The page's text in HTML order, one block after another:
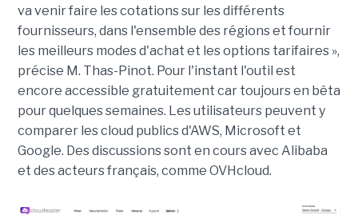
va venir faire les cotations sur les différents
fournisseurs, dans l'ensemble des régions et fournir
les meilleurs modes d'achat et les options tarifaires »,
précise M. Thas-Pinot. Pour l'instant l'outil est
encore accessible gratuitement car toujours en bêta
pour quelques semaines. Les utilisateurs peuvent y
comparer les cloud publics d'AWS, Microsoft et
Google. Des discussions sont en cours avec Alibaba
et des acteurs français, comme OVHcloud.